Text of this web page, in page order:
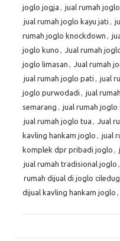
joglo jogja , jual rumah
jual rumah joglo kayu jati ,
rumah joglo knockdown ,
joglo kuno , Jual rumah
joglo limasan , Jual rumah
jual rumah joglo pati , jual
joglo purwodadi , jual
semarang , jual rumah joglo
jual rumah joglo tua , Jual
kavling hankam joglo , jual
komplek dpr pribadi joglo ,
jual rumah tradisional joglo ,
rumah dijual di joglo ciledug
dijual kavling hankam joglo ,